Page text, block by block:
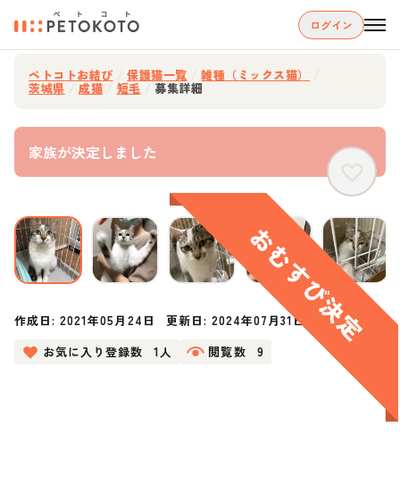
ログイン
ペトコトお結び 保護猫一覧 雑種（ミックス猫）
茨城県 成猫 短毛 募集詳細
家族が決定しました
作成日:2021年05月24日 更新日: 2024年07月31日
お気に入り登録数
1人 閲覧数 9